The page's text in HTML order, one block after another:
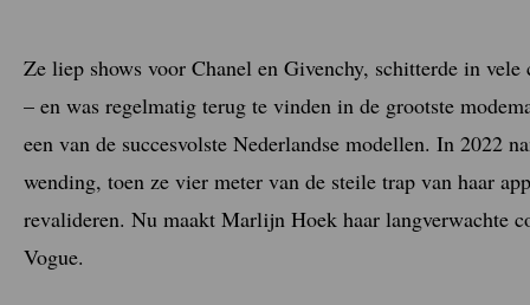
Ze liep shows voor Chanel en Givenchy, schitterde in
– en was regelmatig terug te vinden in de grootste
een van de succesvolste Nederlandse modellen. In 2022
wending, toen ze vier meter van de steile trap van haar
revalideren. Nu maakt Marlijn Hoek haar langverwachte
Vogue.